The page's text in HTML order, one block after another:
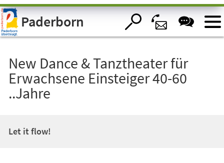
Visuelle
Assistenzsoftware
öffnen.Paderborn
New Dance & Tanztheater für
Erwachsene Einsteiger 40-60
..Jahre
Let it flow!